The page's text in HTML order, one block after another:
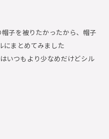
子を被りたかったから、帽子
にまとめてみました
いつもより少なめだけどシル